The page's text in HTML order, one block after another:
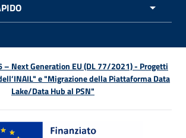
– Next Generation EU (DL 77/2021) - Progetti
e "Migrazione della Piattaforma Data
Lake/Data Hub al PSN"